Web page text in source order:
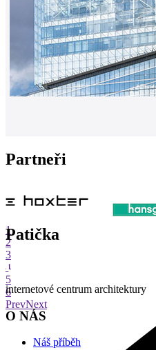
Partneři
1
2
3
4
5
6
PrevNext
Patička
internetové centrum architektury
O NÁS
Náš příběh